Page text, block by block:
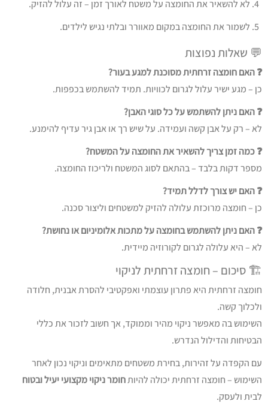
לא להשאיר את החומצה על משטח לאורך זמן – זה עלול להזיק.
לשמור את החומצה במקום מאוורר ובלתי נגיש לילדים.
💬 שאלות נפוצות
❓ האם חומצה זרחתית מסוכנת למגע בעור?
כן – מגע ישיר עלול לגרום לכוויות. תמיד להשתמש בכפפות.
❓ האם ניתן להשתמש על כל סוגי האבן?
לא – רק על אבן קשה ועמידה. על שיש רך או אבן גיר עדיף להימנע.
❓ כמה זמן צריך להשאיר את החומצה על המשטח?
מספר דקות בלבד – בהתאם לסוג המשטח ולריכוז החומצה.
❓ האם יש צורך לדלל תמיד?
כן – חומצה מרוכזת עלולה להזיק למשטחים וליצור סכנה.
❓ האם ניתן להשתמש בחומצה על מתכות אלומיניום או נחושת?
לא – היא עלולה לגרום לקורוזיה מיידית.
🏗️ סיכום – חומצה זרחתית לניקוי
חומצה זרחתית היא פתרון עוצמתי ואפקטיבי להסרת אבנית, חלודה
ולכלוך קשה.
השימוש בה מאפשר ניקוי מהיר וממוקד, אך חשוב לזכור את כללי
הבטיחות והדילול הנדרש.
עם הקפדה על זהירות, בחירת משטחים מתאימים וניקוי נכון לאחר
השימוש – חומצה זרחתית יכולה להיותחומר ניקוי מקצועי יעיל ובטוח
לבית ולעסק.